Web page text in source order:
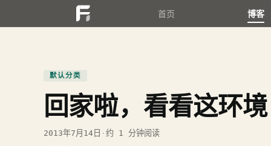
首页 博客
默认分类
回家啦，看看这环境
2013年7月14日 · 约 1 分钟阅读